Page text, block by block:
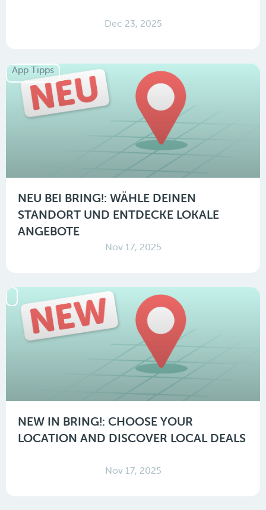
Dec 23, 2025
App Tipps
NEU BEI BRING!: WÄHLE DEINEN
STANDORT UND ENTDECKE LOKALE
ANGEBOTE
Nov 17, 2025
NEW IN BRING!: CHOOSE YOUR
LOCATION AND DISCOVER LOCAL DEALS
Nov 17, 2025